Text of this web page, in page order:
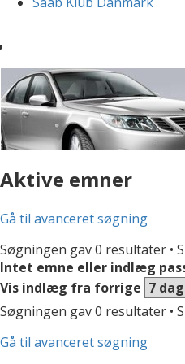
Aktive emner
Gå til avanceret søgning
Søgningen gav 0 resultater •
Intet emne eller indlæg
Vis indlæg fra forrige
Søgningen gav 0 resultater •
Gå til avanceret søgning